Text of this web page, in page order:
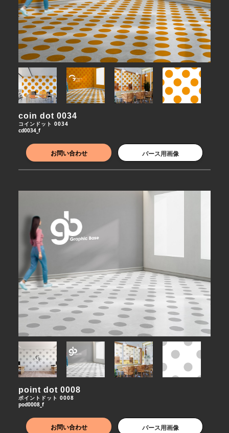
coin dot 0034
コインドット 0034
cd0034_f
お問い合わせ パース用画像
point dot 0008
ポイントドット 0008
pod0008_f
お問い合わせ パース用画像